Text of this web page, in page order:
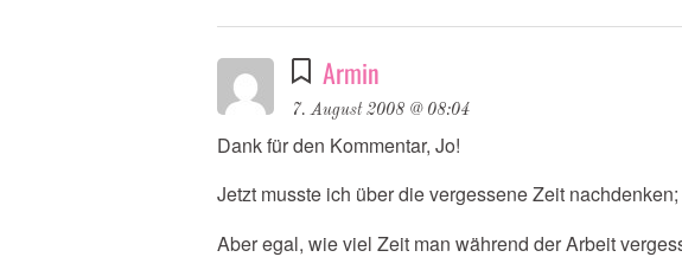
Armin
7. August 2008 @ 08:04
Dank für den Kommentar, Jo!
Jetzt musste ich über die vergessene Zeit
Aber egal, wie viel Zeit man während der Arbeit